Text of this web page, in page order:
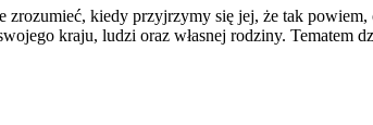
zrozumieć, kiedy przyjrzymy się jej, że tak
kraju, ludzi oraz własnej rodziny.